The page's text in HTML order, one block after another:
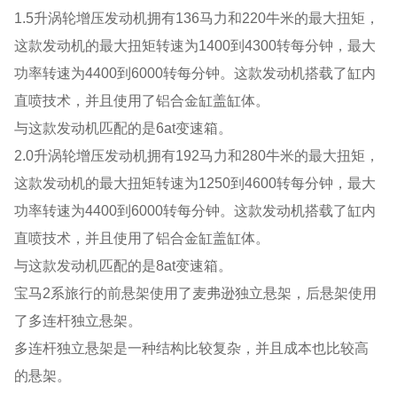
1.5升涡轮增压发动机拥有136马力和220牛米的最大扭矩，
这款发动机的最大扭矩转速为1400到4300转每分钟，最大
功率转速为4400到6000转每分钟。这款发动机搭载了缸内
直喷技术，并且使用了铝合金缸盖缸体。
与这款发动机匹配的是6at变速箱。
2.0升涡轮增压发动机拥有192马力和280牛米的最大扭矩，
这款发动机的最大扭矩转速为1250到4600转每分钟，最大
功率转速为4400到6000转每分钟。这款发动机搭载了缸内
直喷技术，并且使用了铝合金缸盖缸体。
与这款发动机匹配的是8at变速箱。
宝马2系旅行的前悬架使用了麦弗逊独立悬架，后悬架使用
了多连杆独立悬架。
多连杆独立悬架是一种结构比较复杂，并且成本也比较高
的悬架。